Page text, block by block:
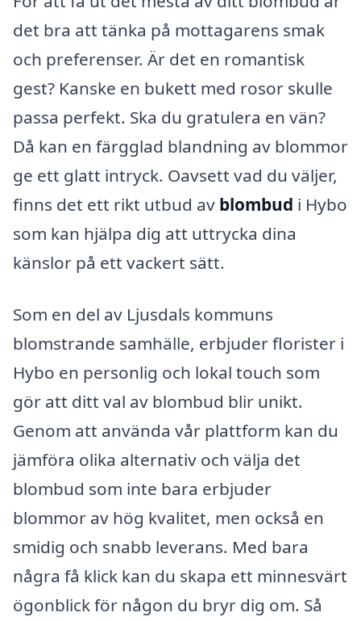
det bra att tänka på mottagarens smak
och preferenser. Är det en romantisk
gest? Kanske en bukett med rosor skulle
passa perfekt. Ska du gratulera en vän?
Då kan en färgglad blandning av blommor
ge ett glatt intryck. Oavsett vad du väljer,
finns det ett rikt utbud av blombud i Hybo
som kan hjälpa dig att uttrycka dina
känslor på ett vackert sätt.
Som en del av Ljusdals kommuns
blomstrande samhälle, erbjuder florister i
Hybo en personlig och lokal touch som
gör att ditt val av blombud blir unikt.
Genom att använda vår plattform kan du
jämföra olika alternativ och välja det
blombud som inte bara erbjuder
blommor av hög kvalitet, men också en
smidig och snabb leverans. Med bara
några få klick kan du skapa ett minnesvärt
ögonblick för någon du bryr dig om. Så